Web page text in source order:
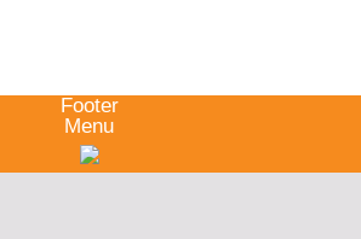
Footer
Menu